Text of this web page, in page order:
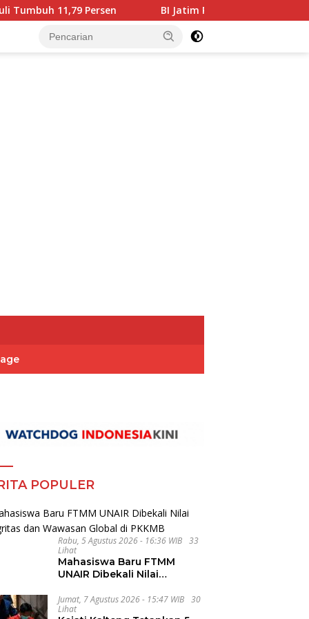
BI Jatim Pastikan Rupiah Berkualitas
POPULER
Rabu, 5 Agustus 2026 - 16:36 WIB
33
Lihat
Mahasiswa Baru FTMM
UNAIR Dibekali Nilai
Global di PKKMB
Jumat, 7 Agustus 2026 - 15:47 WIB
30
Lihat